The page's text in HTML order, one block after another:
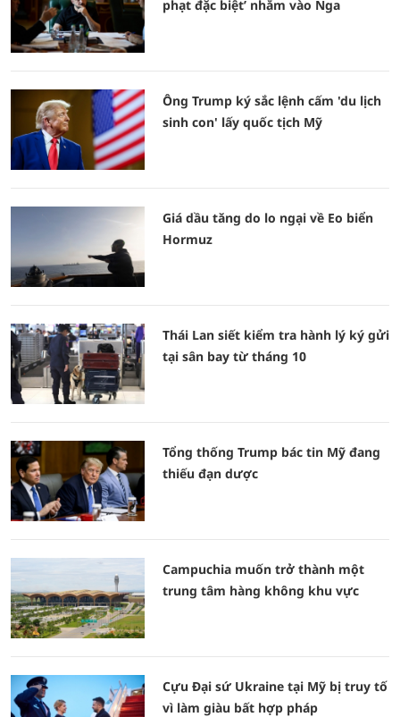
phạt đặc biệt’ nhằm vào Nga
Ông Trump ký sắc lệnh cấm 'du lịch
sinh con' lấy quốc tịch Mỹ
Giá dầu tăng do lo ngại về Eo biển
Hormuz
Thái Lan siết kiểm tra hành lý ký gửi
tại sân bay từ tháng 10
Tổng thống Trump bác tin Mỹ đang
thiếu đạn dược
Campuchia muốn trở thành một
trung tâm hàng không khu vực
Cựu Đại sứ Ukraine tại Mỹ bị truy tố
vì làm giàu bất hợp pháp